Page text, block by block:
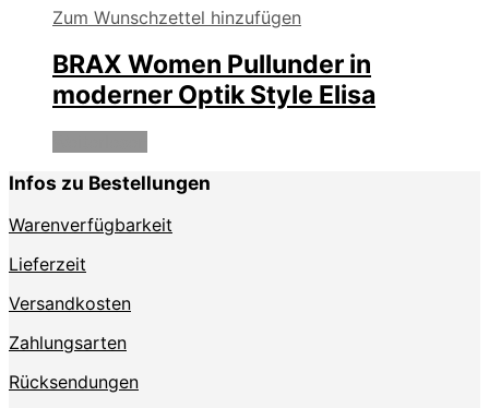
Zum Wunschzettel hinzufügen
BRAX Women Pullunder in
moderner Optik Style Elisa
Infos zu Bestellungen
Warenverfügbarkeit
Lieferzeit
Versandkosten
Zahlungsarten
Rücksendungen